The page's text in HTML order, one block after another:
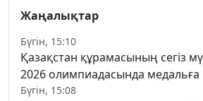
Жаңалықтар
Бүгін, 15:10
Қазақстан құрамасының сегіз
2026 олимпиадасында
Бүгін, 15:08